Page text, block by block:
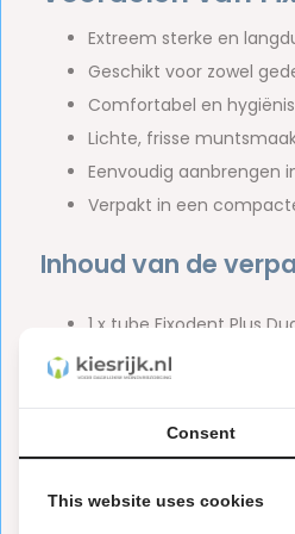
Extreem sterke en
Geschikt voor zowel
Comfortabel en
Lichte, frisse
Eenvoudig aanbrengen
Verpakt in een
Inhoud van de
1 x tube Fixodent Plus
Merk:Fixodent
Let op
Hygiëneartikelen
Consent
This website uses cookies